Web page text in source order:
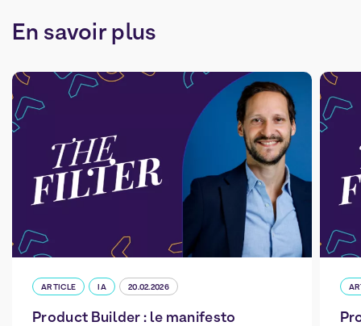
En savoir plus
ARTICLE IA 20.02.2026
Product Builder : le manifesto